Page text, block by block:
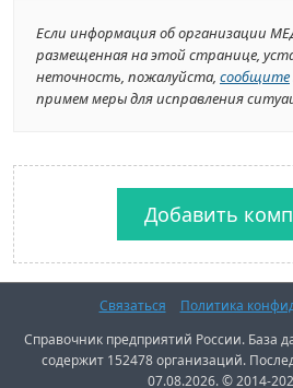
Если информация об организации
размещенная на этой странице,
неточность, пожалуйста, сообщите
примем меры для исправления
Добавить
Связаться
Политика
Справочник предприятий России. База
содержит 152478 организаций.
07.08.2026. © 2014-